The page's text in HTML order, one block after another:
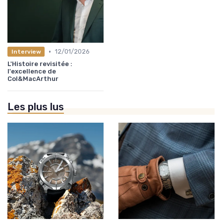
Interview • 12/01/2026
L'Histoire revisitée :
l'excellence de
Col&MacArthur
Les plus lus